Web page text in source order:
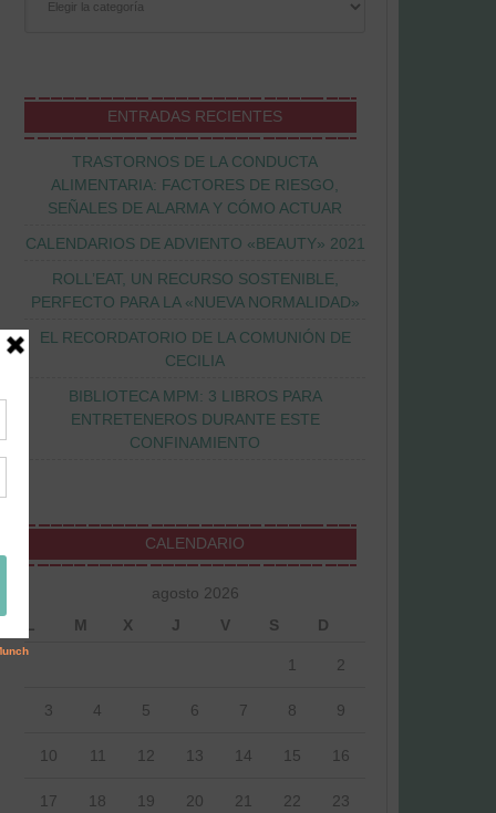
ENTRADAS RECIENTES
TRASTORNOS DE LA CONDUCTA
ALIMENTARIA: FACTORES DE RIESGO,
SEÑALES DE ALARMA Y CÓMO ACTUAR
CALENDARIOS DE ADVIENTO «BEAUTY» 2021
ROLL’EAT, UN RECURSO SOSTENIBLE,
PERFECTO PARA LA «NUEVA NORMALIDAD»
EL RECORDATORIO DE LA COMUNIÓN DE
CECILIA
BIBLIOTECA MPM: 3 LIBROS PARA
ENTRETENEROS DURANTE ESTE
CONFINAMIENTO
CALENDARIO
agosto 2026
M X J V S D
1 2
3 4 5 6 7 8 9
10 11 12 13 14 15 16
17 18 19 20 21 22 23